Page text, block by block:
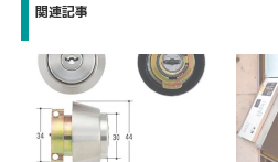
関連記事